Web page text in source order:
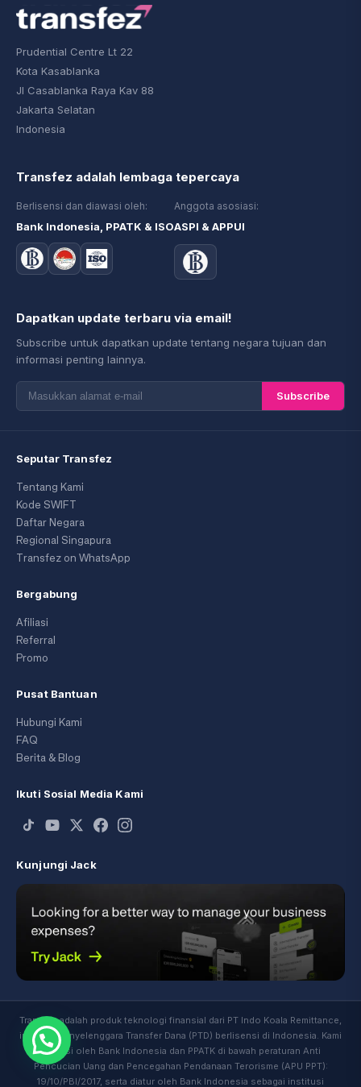
Prudential Centre Lt 22
Kota Kasablanka
Jl Casablanka Raya Kav 88
Jakarta Selatan
Indonesia
Transfez adalah lembaga tepercaya
Berlisensi dan diawasi oleh:
Bank Indonesia, PPATK & ISO
Anggota asosiasi:
ASPI & APPUI
Dapatkan update terbaru via email!
Subscribe untuk dapatkan update tentang negara tujuan dan
informasi penting lainnya.
Subscribe
Seputar Transfez
Tentang Kami
Kode SWIFT
Daftar Negara
Regional Singapura
Transfez on WhatsApp
Bergabung
Afiliasi
Referral
Promo
Pusat Bantuan
Hubungi Kami
FAQ
Berita & Blog
Ikuti Sosial Media Kami
Kunjungi Jack
Transfez adalah produk teknologi finansial dari PT Indo Koala Remittance,
institusi Penyelenggara Transfer Dana (PTD) berlisensi di Indonesia. Kami
diawasi oleh Bank Indonesia dan PPATK di bawah peraturan Anti
Pencucian Uang dan Pencegahan Pendanaan Terorisme (APU PPT):
19/10/PBI/2017, serta diatur oleh Bank Indonesia sebagai institusi